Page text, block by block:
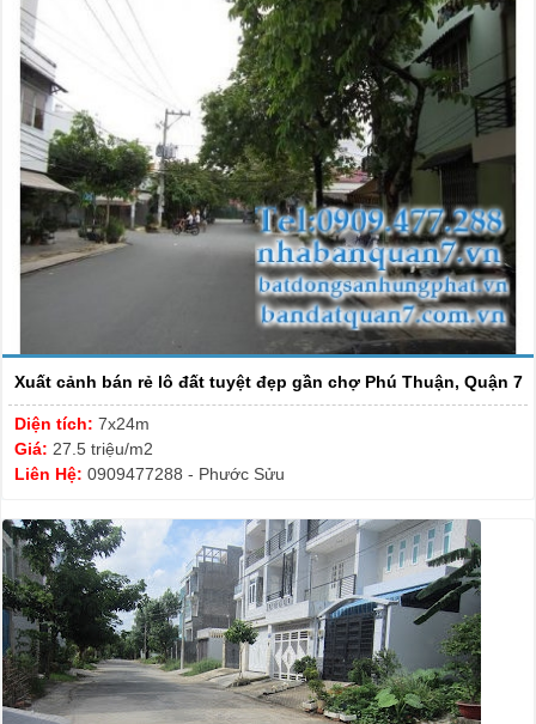
Xuất cảnh bán rẻ lô đất tuyệt đẹp gần chợ Phú Thuận, Quận 7
Diện tích: 7x24m
Giá: 27.5 triệu/m2
Liên Hệ: 0909477288 - Phước Sửu